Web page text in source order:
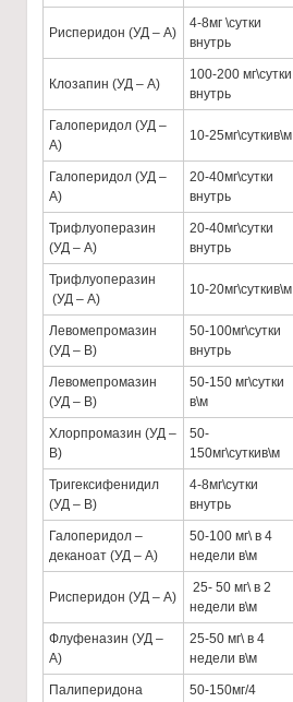
Рисперидон (УД – А)
4-8мг \сутки
внутрь
Клозапин (УД – А)
100-200 мг\сутки
внутрь
Галоперидол (УД –
А)
10-25мг\суткив\м
Галоперидол (УД –
А)
20-40мг\сутки
внутрь
Трифлуоперазин
(УД – А)
20-40мг\сутки
внутрь
Трифлуоперазин
(УД – А)
10-20мг\суткив\м
Левомепромазин
(УД – В)
50-100мг\сутки
внутрь
Левомепромазин
(УД – В)
50-150 мг\сутки
в\м
Хлорпромазин (УД –
В)
50-
150мг\суткив\м
Тригексифенидил
(УД – В)
4-8мг\сутки
внутрь
Галоперидол –
деканоат (УД – А)
50-100 мг\ в 4
недели в\м
Рисперидон (УД – А)
25- 50 мг\ в 2
недели в\м
Флуфеназин (УД –
А)
25-50 мг\ в 4
недели в\м
Палиперидона
50-150мг/4